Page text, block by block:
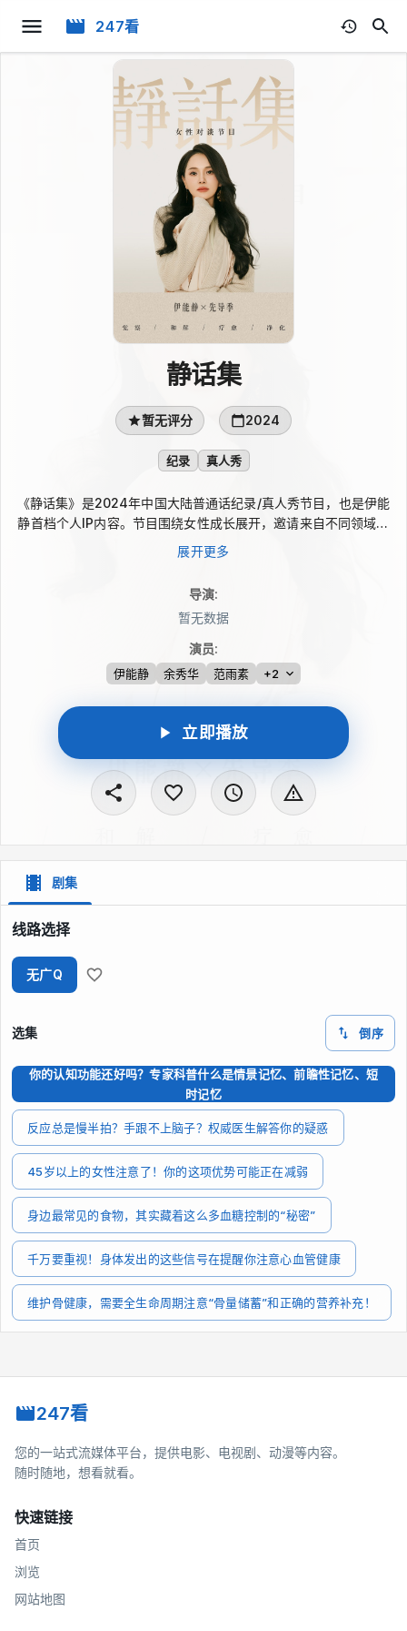
247看
静话集
暂无评分 2024
纪录 真人秀
《静话集》是2024年中国大陆普通话纪录/真人秀节目，也是伊能
静首档个人IP内容。节目围绕女性成长展开，邀请来自不同领域的
女性嘉宾交流生命经验，与余秀华、范雨素、陈韦伶、陆蓉之等共
同谈及原生家庭、成长路径与女性意志的觉醒。它以一封写给女性
独立与美好的力量。
展开更多
导演:
暂无数据
演员:
伊能静 余秀华 范雨素 +2
立即播放
剧集
线路选择
无广Q
选集 倒序
你的认知功能还好吗？专家科普什么是情景记忆、前瞻性记忆、短
时记忆
反应总是慢半拍？手跟不上脑子？权威医生解答你的疑惑
45岁以上的女性注意了！你的这项优势可能正在减弱
身边最常见的食物，其实藏着这么多血糖控制的“秘密”
千万要重视！身体发出的这些信号在提醒你注意心血管健康
维护骨健康，需要全生命周期注意“骨量储蓄”和正确的营养补充！
247看
您的一站式流媒体平台，提供电影、电视剧、动漫等内容。
随时随地，想看就看。
快速链接
首页
浏览
网站地图